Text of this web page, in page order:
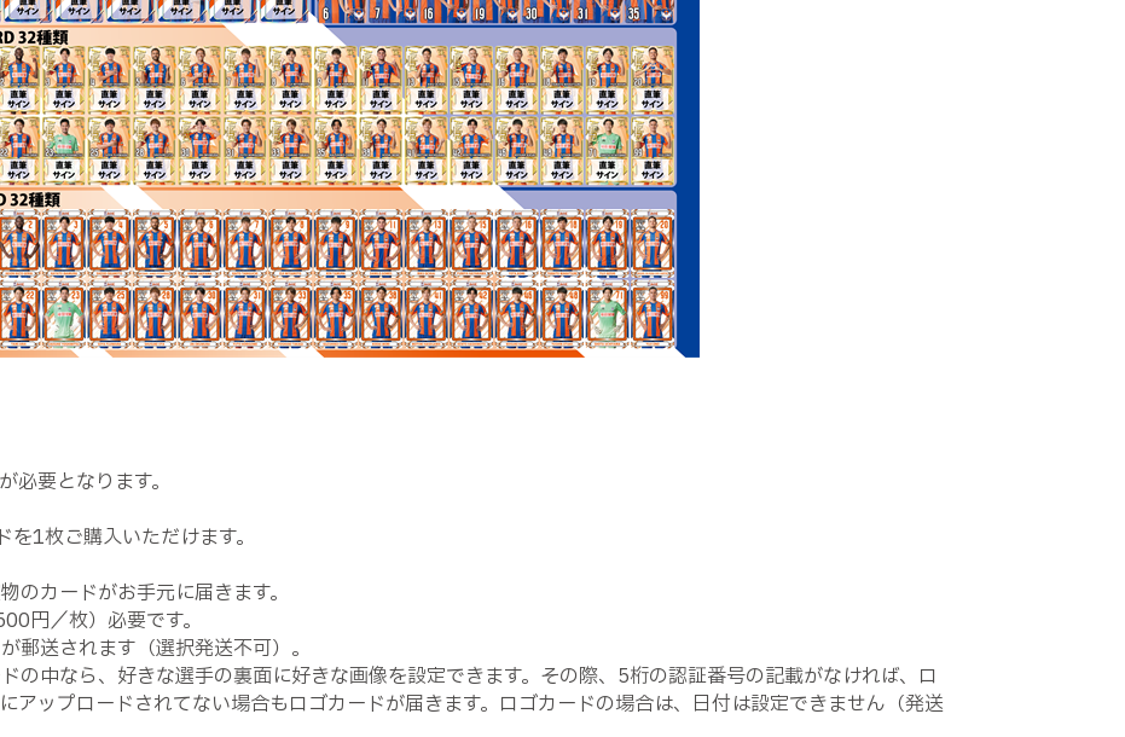
要となります。
1枚ご購入いただけます。
のカードがお手元に届きます。
円／枚）必要です。
郵送されます（選択発送不可）。
の中なら、好きな選手の裏面に好きな画像を設定できます。その際、5桁の認証番号の記載がなければ、ロ
アップロードされてない場合もロゴカードが届きます。ロゴカードの場合は、日付は設定できません（発送